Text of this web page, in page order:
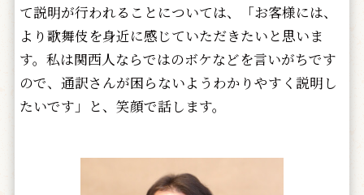
て説明が行われることについては、「お客様には、
より歌舞伎を身近に感じていただきたいと思いま
す。私は関西人ならではのボケなどを言いがちです
ので、通訳さんが困らないようわかりやすく説明し
たいです」と、笑顔で話します。